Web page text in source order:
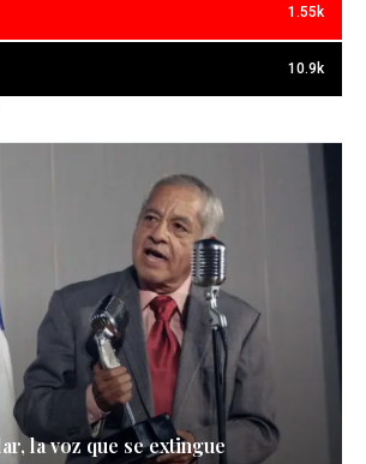
1.55k
10.9k
la voz que se extingue